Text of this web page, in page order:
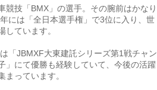
競技「BMX」の選手。その腕前はかなり
には「全日本選手権」で3位に入り、世
しています。
「JBMXF大東建託シリーズ第1戦チャン
」にて優勝も経験していて、今後の活躍
まっています。